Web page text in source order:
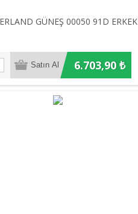
GÜNEŞ 00050 91D ERKEK
6.703,90 ₺